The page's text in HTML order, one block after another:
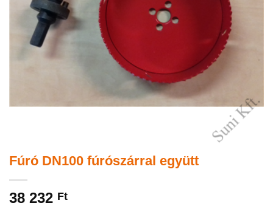
Fúró DN100 fúrószárral együtt
38 232 Ft